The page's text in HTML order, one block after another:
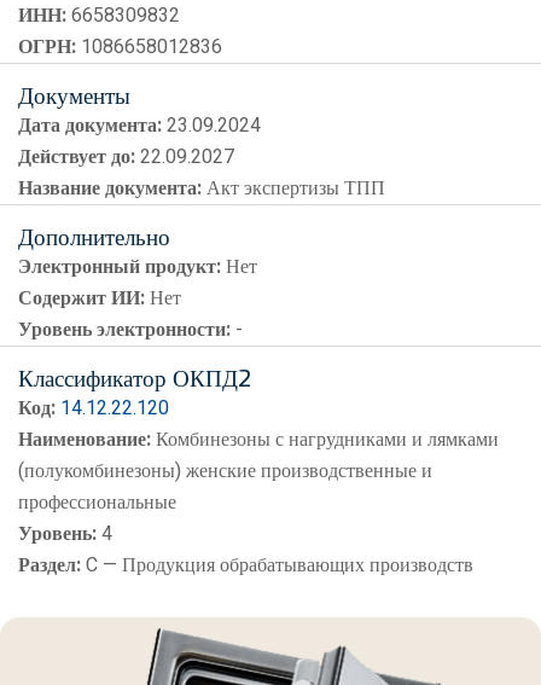
ИНН:6658309832
ОГРН: 1086658012836
Документы
Дата документа:23.09.2024
Действует до:22.09.2027
Название документа:Акт экспертизы ТПП
Дополнительно
Электронный продукт:Нет
Содержит ИИ:Нет
Уровень электронности: -
Классификатор ОКПД2
Код: 14.12.22.120
Наименование:Комбинезоны с нагрудниками и лямками
(полукомбинезоны) женские производственные и
профессиональные
Уровень:4
Раздел:C — Продукция обрабатывающих производств